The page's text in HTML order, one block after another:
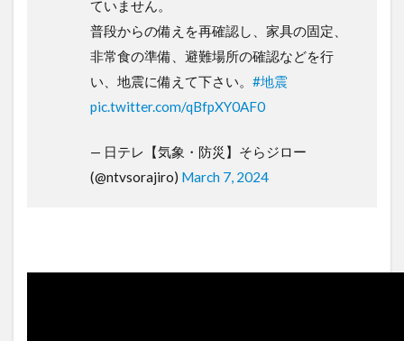
ていません。
普段からの備えを再確認し、家具の固定、
非常食の準備、避難場所の確認などを行
い、地震に備えて下さい。 #地震
pic.twitter.com/qBfpXY0AF0
— 日テレ【気象・防災】そらジロー
(@ntvsorajiro) March 7, 2024